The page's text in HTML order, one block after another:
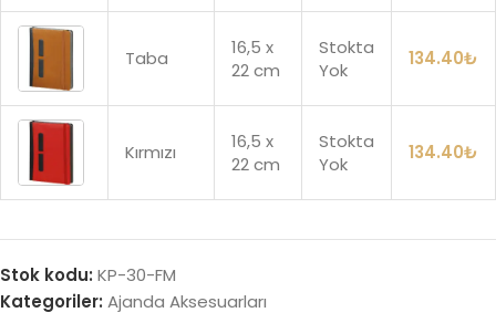
Taba
16,5 x
22 cm
Stokta
Yok
134.40₺
Kırmızı
16,5 x
22 cm
Stokta
Yok
134.40₺
Stok kodu: KP-30-FM
Kategoriler: Ajanda Aksesuarları